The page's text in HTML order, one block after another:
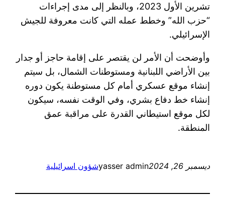
تشرين الأول 2023، وبالنظر إلى مدى إجراءات
“حزب الله” وخطط عمله التي كانت معروفة للجيش
الإسرائيلي.
وأوضحت أن الأمر لن يقتصر على إقامة حاجز أو جدار
بين الأراضي اللبنانية ومستوطنات الشمال، بل سيتم
إنشاء موقع عسكري أمام كل مستوطنة يكون دوره
إنشاء خط دفاع بشري، وفي الوقت نفسه، سيكون
لكل موقع استيطاني القدرة على مراقبة عمق
المنطقة.
ديسمبر 26, 2024 yasser adminشؤون اسرائيلية